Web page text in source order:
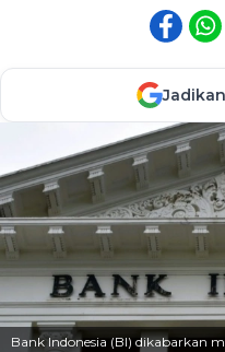
Bank Indonesia (BI) dikabarkan